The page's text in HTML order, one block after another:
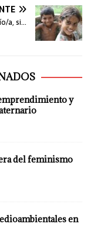
a, si…
y
del feminismo
en